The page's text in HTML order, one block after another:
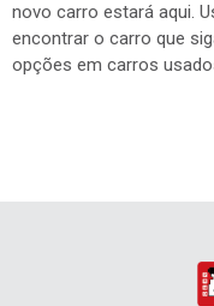
novo carro estará aqui.
encontrar o carro que
opções em carros